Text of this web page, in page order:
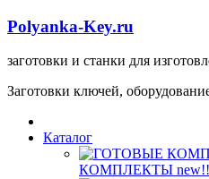
Polyanka-Key.ru
заготовки и станки для
Заготовки ключей,
Каталог
КОМПЛЕКТЫ